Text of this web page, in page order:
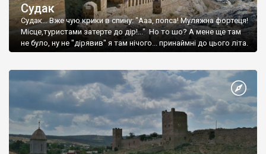
Судак
Судак... Вже чую крики в спину: "Ааа, попса! Муляжна фортеця!
Місце,туристами затерте до дір!..." Но то шо? А мене ще там
не було, ну не "дірявив" я там нічого... принаймні до цього літа.